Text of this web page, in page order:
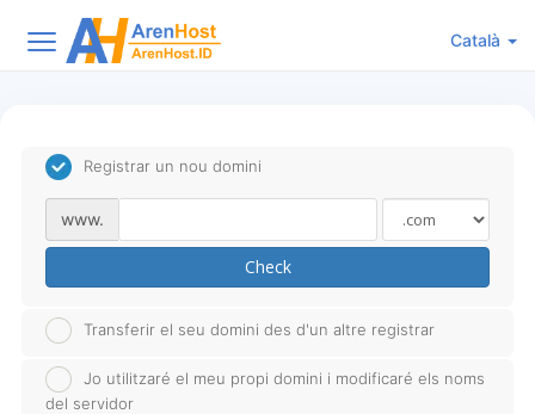
Català
Registrar un nou domini
www.
Check
Transferir el seu domini des d'un altre registrar
Jo utilitzaré el meu propi domini i modificaré els noms
del servidor